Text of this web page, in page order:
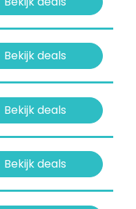
Bekijk deals
Bekijk deals
Bekijk deals